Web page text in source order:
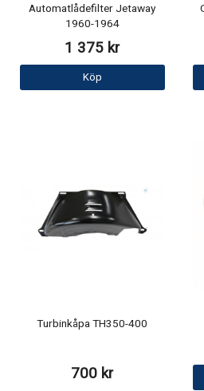
Automatlådefilter Jetaway
1960-1964
1 375 kr
Köp
Turbinkåpa TH350-400
700 kr